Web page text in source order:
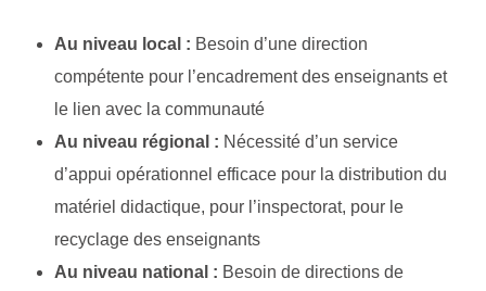
Au niveau local : Besoin d’une direction
compétente pour l’encadrement des enseignants et
le lien avec la communauté
Au niveau régional : Nécessité d’un service
d’appui opérationnel efficace pour la distribution du
matériel didactique, pour l’inspectorat, pour le
recyclage des enseignants
Au niveau national : Besoin de directions de